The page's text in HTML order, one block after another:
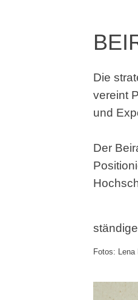
Die
vereint
und
Der
Fotos: Lena